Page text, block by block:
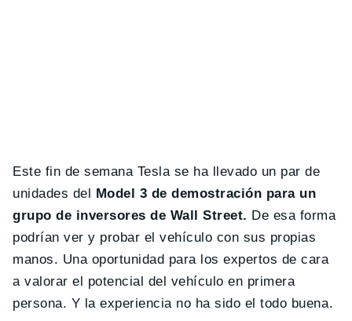
Este fin de semana Tesla se ha llevado un par de
unidades del Model 3 de demostración para un
grupo de inversores de Wall Street. De esa forma
podrían ver y probar el vehículo con sus propias
manos. Una oportunidad para los expertos de cara
a valorar el potencial del vehículo en primera
persona. Y la experiencia no ha sido el todo buena.